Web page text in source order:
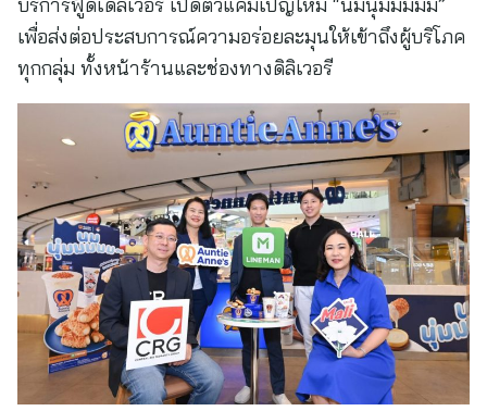
เพื่อส่งต่อประสบการณ์ความอร่อยละมุนให้เข้าถึงผู้บริโภค
ทุกกลุ่ม ทั้งหน้าร้านและช่องทางดิลิเวอรี